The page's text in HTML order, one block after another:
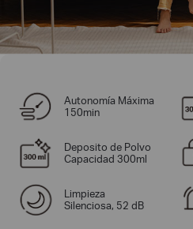
Autonomía Máxima
150min
Deposito de Polvo
Capacidad 300ml
Limpieza
Silenciosa, 52 dB